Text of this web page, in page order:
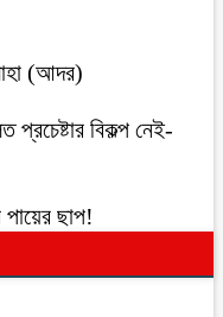
(আদর)
প্রচেষ্টার বিকল্প নেই-
ছাপ!